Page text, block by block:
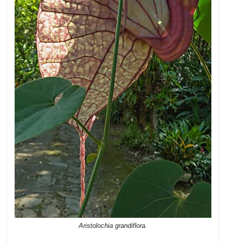
Aristolochia grandiflora.